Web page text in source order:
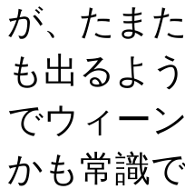
が、たま
も出るよ
でウィー
かも常識